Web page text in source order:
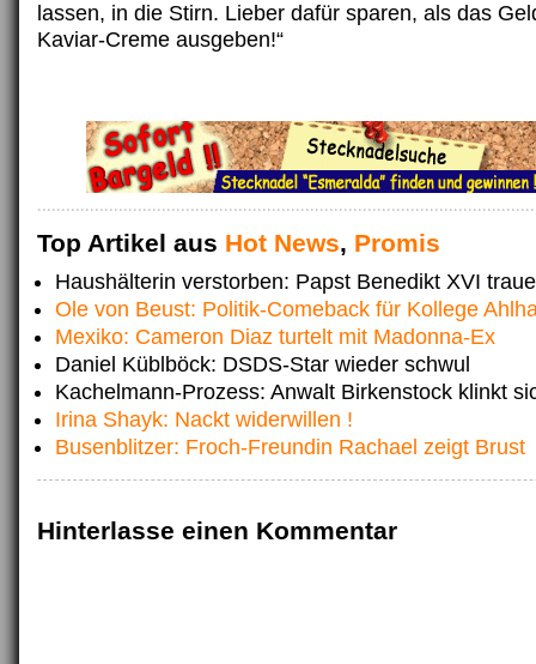
lassen, in die Stirn. Lieber dafür sparen, als das
Kaviar-Creme ausgeben!“
Top Artikel aus Hot News, Promis
Haushälterin verstorben: Papst Benedikt XVI
Ole von Beust: Politik-Comeback für Kollege
Mexiko: Cameron Diaz turtelt mit Madonna-Ex
Daniel Küblböck: DSDS-Star wieder schwul
Kachelmann-Prozess: Anwalt Birkenstock klinkt
Irina Shayk: Nackt widerwillen !
Busenblitzer: Froch-Freundin Rachael zeigt Brust
Hinterlasse einen Kommentar